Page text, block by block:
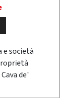
e società
de'